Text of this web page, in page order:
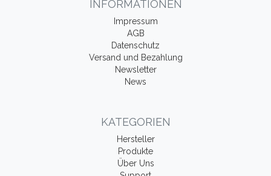
INFORMATIONEN
Impressum
AGB
Datenschutz
Versand und Bezahlung
Newsletter
News
KATEGORIEN
Hersteller
Produkte
Über Uns